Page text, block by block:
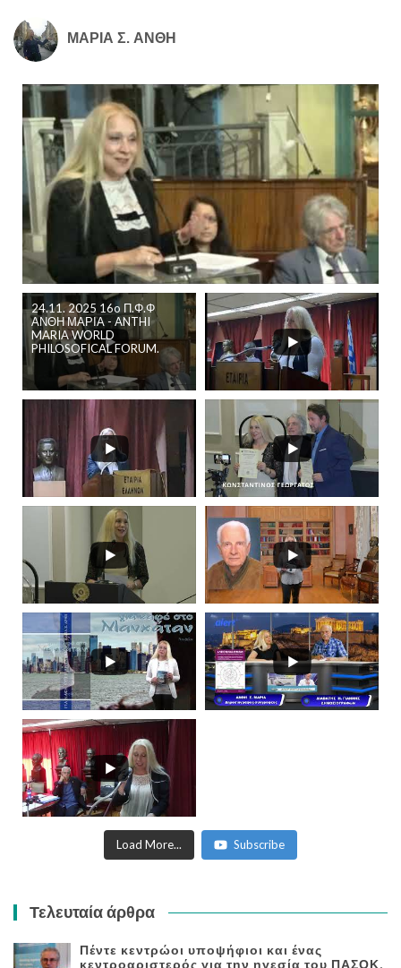
ΜΑΡΙΑ Σ. ΑΝΘΗ
24.11. 2025 16o Π.Φ.Φ
ΑΝΘΗ ΜΑΡΙΑ - ANTHI
MARIA WORLD
PHILOSOFICAL FORUM.
Load More... Subscribe
Τελευταία άρθρα
Πέντε κεντρώοι υποψήφιοι και ένας
κεντροαριστερός για την ηγεσία του ΠΑΣΟΚ.